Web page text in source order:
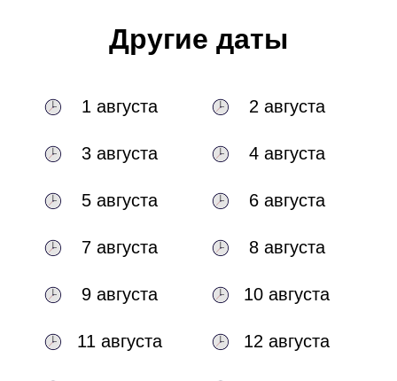
Другие даты
1 августа 2 августа
3 августа 4 августа
5 августа 6 августа
7 августа 8 августа
9 августа 10 августа
11 августа 12 августа